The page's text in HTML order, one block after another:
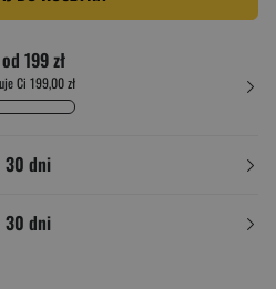
199 zł
Ci 199,00 zł
30 dni
30 dni